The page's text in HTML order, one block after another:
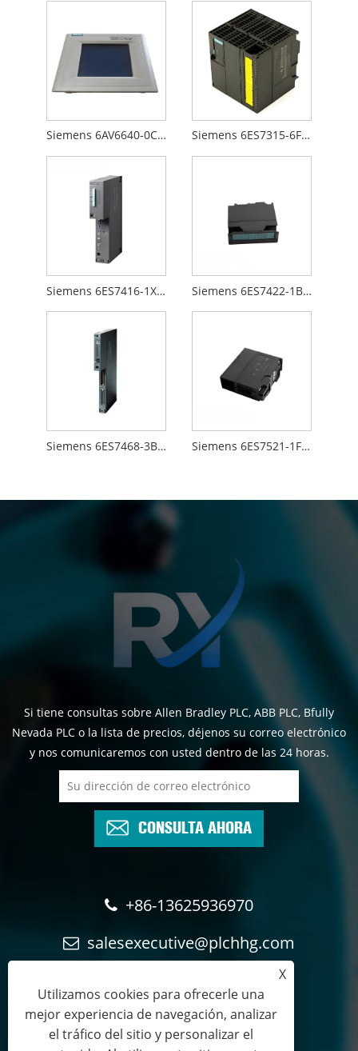
Siemens 6AV6640-0CA01-0AX0 Siemens 6ES7315-6FF00-0AB0
Siemens 6ES7416-1XJ01-0AB0 Siemens 6ES7422-1BL00-0AA0
Siemens 6ES7468-3BB50-0AA0 Siemens 6ES7521-1FH00-0AA0
Si tiene consultas sobre Allen Bradley PLC, ABB PLC, Bfully
Nevada PLC o la lista de precios, déjenos su correo electrónico
y nos comunicaremos con usted dentro de las 24 horas.
CONSULTA AHORA
+86-13625936970
salesexecutive@plchhg.com
X
Utilizamos cookies para ofrecerle una
mejor experiencia de navegación, analizar
el tráfico del sitio y personalizar el